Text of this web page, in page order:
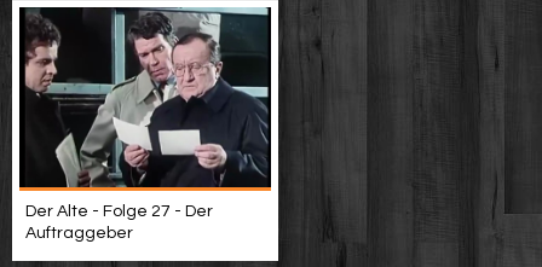
Der Alte - Folge 27 - Der
Auftraggeber